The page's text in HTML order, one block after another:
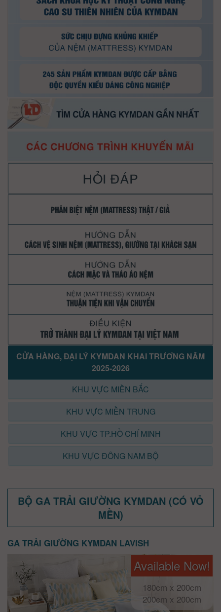
CỬA HÀNG, ĐẠI LÝ KYMDAN KHAI TRƯƠNG NĂM
2025-2026
KHU VỰC MIỀN BẮC
KHU VỰC MIỀN TRUNG
KHU VỰC TP.HỒ CHÍ MINH
KHU VỰC ĐÔNG NAM BỘ
BỘ GA TRẢI GIƯỜNG KYMDAN (CÓ VỎ
MỀN)
GA TRẢI GIƯỜNG KYMDAN LAVISH
Available Now!
180cm x 200cm
200cm x 200cm